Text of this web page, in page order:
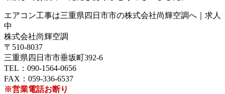
エアコン工事は三重県四日市市の株式会社尚輝空調へ｜求人
中
株式会社尚輝空調
〒510-8037
三重県四日市市垂坂町392-6
TEL：090-1564-0656
FAX：059-336-6537
※営業電話お断り